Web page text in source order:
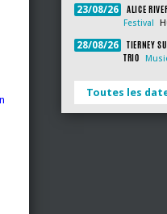
23/08/26 ALICE
Festival
28/08/26
TIERNEY
TRIO
Toutes les